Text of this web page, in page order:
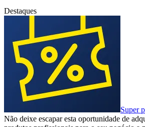
Destaques
Super
Não deixe escapar esta oportunidade de